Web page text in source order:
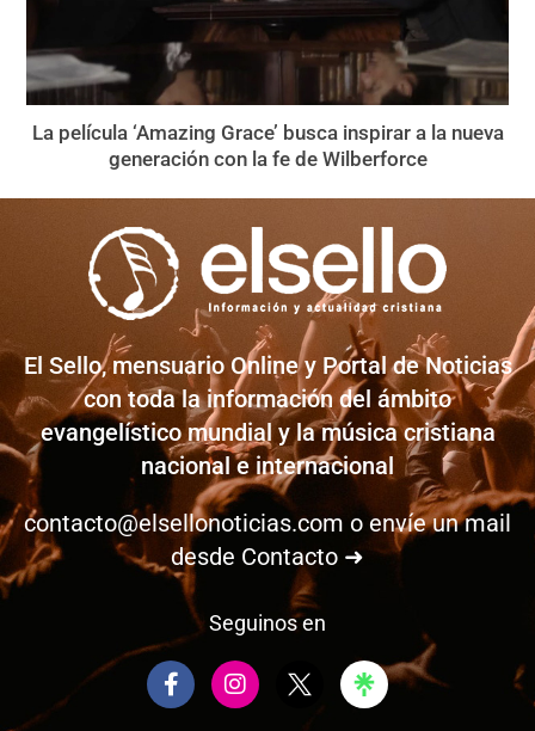
La película ‘Amazing Grace’ busca inspirar a la nueva
generación con la fe de Wilberforce
El Sello, mensuario Online y Portal de Noticias
con toda la información del ámbito
evangelístico mundial y la música cristiana
nacional e internacional
contacto@elsellonoticias.com o envíe un mail
desde Contacto ➜
Seguinos en
F
a
I
n